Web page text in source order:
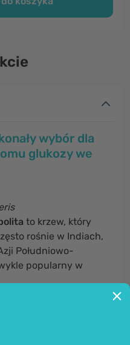
wybór dla
glukozy we
to krzew, który
rośnie w Indiach,
Południowo-
popularny w